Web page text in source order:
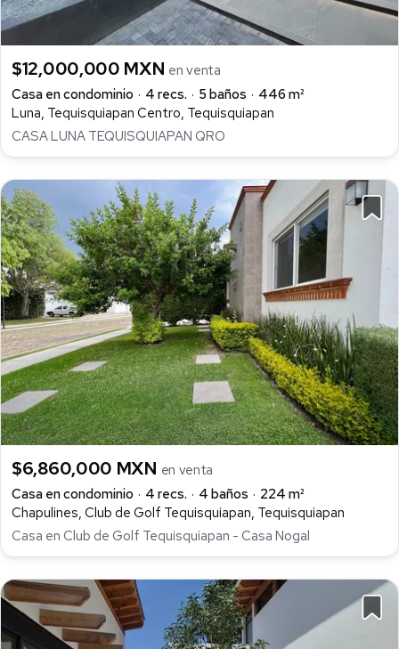
$12,000,000 MXN en venta
Casa en condominio
4 recs. 5 baños
446 m²
Luna, Tequisquiapan Centro, Tequisquiapan
CASA LUNA TEQUISQUIAPAN QRO
$6,860,000 MXN en venta
Casa en condominio
4 recs. 4 baños
224 m²
Chapulines, Club de Golf Tequisquiapan, Tequisquiapan
Casa en Club de Golf Tequisquiapan - Casa Nogal